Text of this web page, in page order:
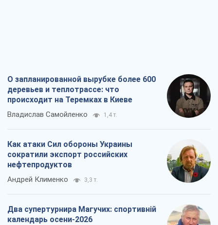
О запланированной вырубке более 600
деревьев и теплотрассе: что
происходит на Теремках в Киеве
Владислав Самойленко 1,4 т.
Как атаки Сил обороны Украины
сократили экспорт российских
нефтепродуктов
Андрей Клименко 3,3 т.
Два супертурнира Магучих: спортивній
календарь осени-2026